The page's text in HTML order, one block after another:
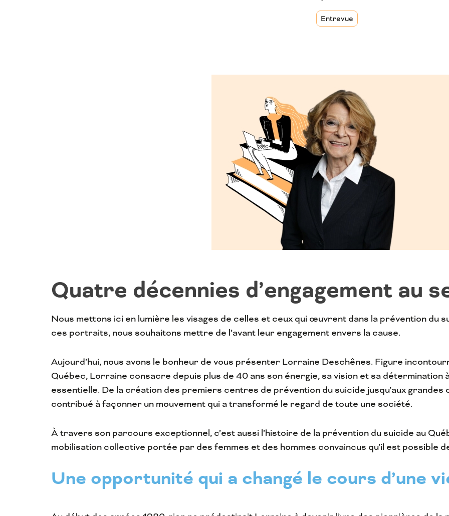
Entrevue
Quatre décennies d’engagement au
Nous mettons ici en lumière les visages de celles et ceux qui œuvrent dans la prévention du
ces portraits, nous souhaitons mettre de l’avant leur engagement envers la cause.
Aujourd’hui, nous avons le bonheur de vous présenter Lorraine Deschênes. Figure
Québec, Lorraine consacre depuis plus de 40 ans son énergie, sa vision et sa
essentielle. De la création des premiers centres de prévention du suicide jusqu’aux
contribué à façonner un mouvement qui a transformé le regard de toute une société.
À travers son parcours exceptionnel, c’est aussi l’histoire de la prévention du suicide au
mobilisation collective portée par des femmes et des hommes convaincus qu’il est possible
Une opportunité qui a changé le cours d’une